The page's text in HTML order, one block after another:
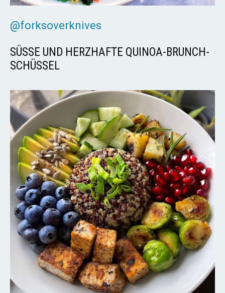
@forksoverknives
SÜSSE UND HERZHAFTE QUINOA-BRUNCH-S
CHÜSSEL